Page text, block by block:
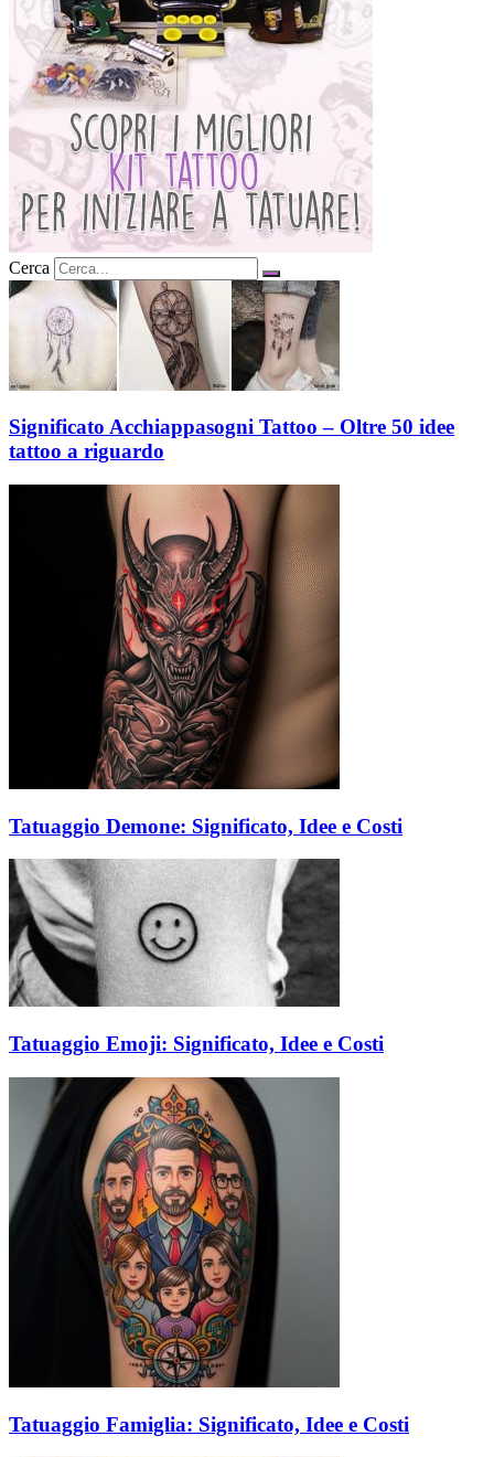
Cerca
Significato Acchiappasogni Tattoo – Oltre 50 idee
tattoo a riguardo
Tatuaggio Demone: Significato, Idee e Costi
Tatuaggio Emoji: Significato, Idee e Costi
Tatuaggio Famiglia: Significato, Idee e Costi